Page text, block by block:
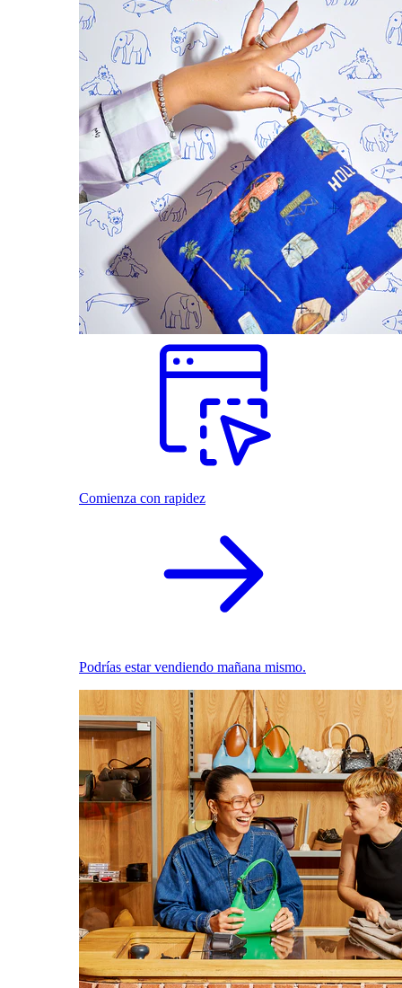
Comienza con rapidez
Podrías estar vendiendo mañana mismo.